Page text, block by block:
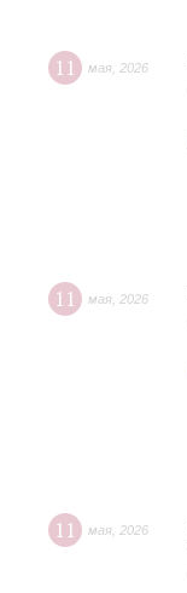
11 мая 2026
11 мая 2026
11 мая 2026